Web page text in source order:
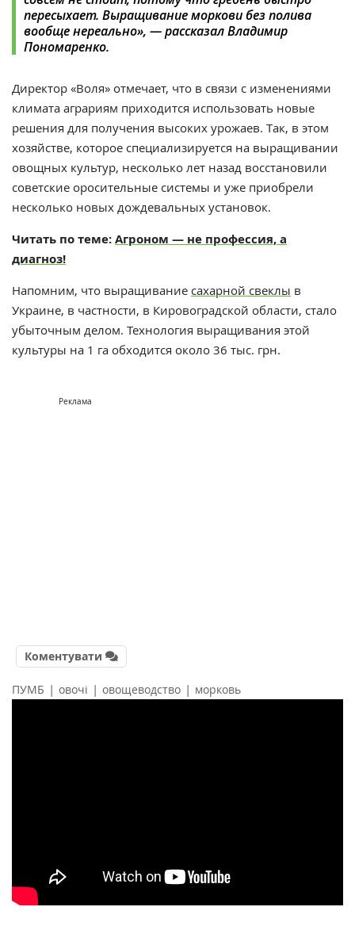
пересыхает. Выращивание моркови без полива
вообще нереально», — рассказал Владимир
Пономаренко.
Директор «Воля» отмечает, что в связи с изменениями
климата аграриям приходится использовать новые
решения для получения высоких урожаев. Так, в этом
хозяйстве, которое специализируется на выращивании
овощных культур, несколько лет назад восстановили
советские оросительные системы и уже приобрели
несколько новых дождевальных установок.
Читать по теме:Агроном — не профессия, а
диагноз!
Напомним, что выращивание сахарной свеклы в
Украине, в частности, в Кировоградской области, стало
убыточным делом. Технология выращивания этой
культуры на 1 га обходится около 36 тыс. грн.
Реклама
Коментувати
ПУМБ | овочі | овощеводство | морковь